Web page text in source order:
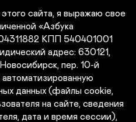
сайта, я выражаю свое
«Азбука
КПП 540401001
адрес: 630121,
пер. 10-й
данных (файлы cookie,
на сайте, сведения
дата и время сессии),